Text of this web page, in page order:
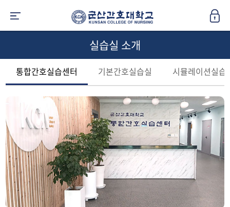
실습실 소개
통합간호실습센터 기본간호실습실 시뮬레이션실습